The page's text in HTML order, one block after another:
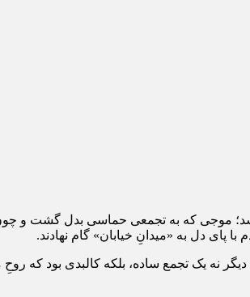
موجی که به تجمعی حماسی بدل گشت و
پای دل به «میدانِ خیابان» گام نهادند.
نه یک تجمع ساده، بلکه کالبدی بود که